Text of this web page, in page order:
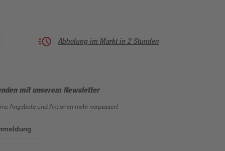
Abholung im Markt in 2 Stunden
mit unserem Newsletter
Angebote und Aktionen mehr verpassen!